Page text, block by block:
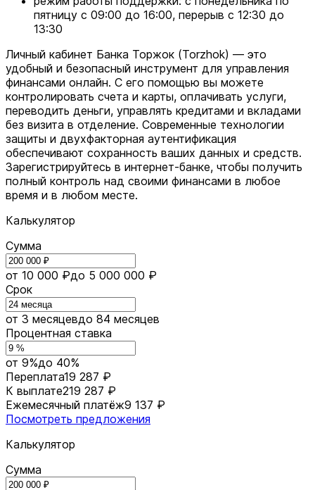
пятницу с 09:00 до 16:00, перерыв с 12:30 до
13:30
Личный кабинет Банка Торжок (Torzhok) — это
удобный и безопасный инструмент для управления
финансами онлайн. С его помощью вы можете
контролировать счета и карты, оплачивать услуги,
переводить деньги, управлять кредитами и вкладами
без визита в отделение. Современные технологии
защиты и двухфакторная аутентификация
обеспечивают сохранность ваших данных и средств.
Зарегистрируйтесь в интернет-банке, чтобы получить
полный контроль над своими финансами в любое
время и в любом месте.
Калькулятор
Сумма
от 10 000 ₽до 5 000 000 ₽
Срок
от 3 месяцевдо 84 месяцев
Процентная ставка
от 9%до 40%
Переплата19 287 ₽
К выплате219 287 ₽
Ежемесячный платёж9 137 ₽
Посмотреть предложения
Калькулятор
Сумма